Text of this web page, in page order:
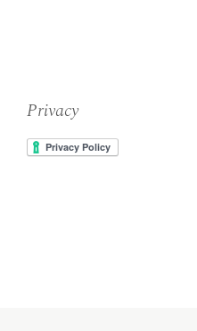
Privacy